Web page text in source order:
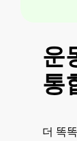
운
통
더 똑